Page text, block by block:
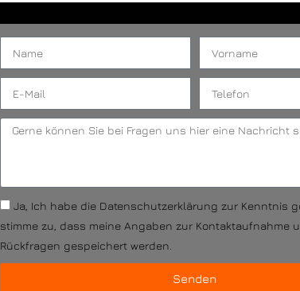
Ja, Ich habe die Datenschutzerklärung zur Kenntnis
stimme zu, dass meine Angaben zur Kontaktaufnahme
Rückfragen gespeichert werden.
Senden